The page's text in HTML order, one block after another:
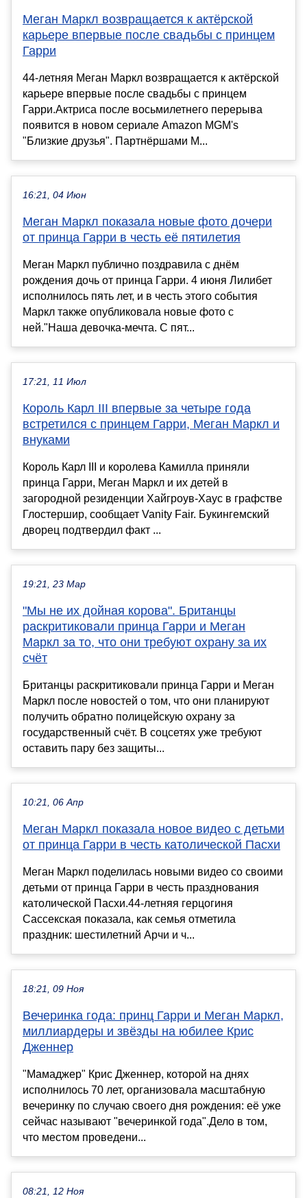
Меган Маркл возвращается к актёрской
карьере впервые после свадьбы с принцем
Гарри
44-летняя Меган Маркл возвращается к актёрской
карьере впервые после свадьбы с принцем
Гарри.Актриса после восьмилетнего перерыва
появится в новом сериале Amazon MGM's
"Близкие друзья". Партнёршами М...
16:21, 04 Июн
Меган Маркл показала новые фото дочери
от принца Гарри в честь её пятилетия
Меган Маркл публично поздравила с днём
рождения дочь от принца Гарри. 4 июня Лилибет
исполнилось пять лет, и в честь этого события
Маркл также опубликовала новые фото с
ней."Наша девочка-мечта. С пят...
17:21, 11 Июл
Король Карл III впервые за четыре года
встретился с принцем Гарри, Меган Маркл и
внуками
Король Карл III и королева Камилла приняли
принца Гарри, Меган Маркл и их детей в
загородной резиденции Хайгроув-Хаус в графстве
Глостершир, сообщает Vanity Fair. Букингемский
дворец подтвердил факт ...
19:21, 23 Мар
"Мы не их дойная корова". Британцы
раскритиковали принца Гарри и Меган
Маркл за то, что они требуют охрану за их
счёт
Британцы раскритиковали принца Гарри и Меган
Маркл после новостей о том, что они планируют
получить обратно полицейскую охрану за
государственный счёт. В соцсетях уже требуют
оставить пару без защиты...
10:21, 06 Апр
Меган Маркл показала новое видео с детьми
от принца Гарри в честь католической Пасхи
Меган Маркл поделилась новыми видео со своими
детьми от принца Гарри в честь празднования
католической Пасхи.44-летняя герцогиня
Сассекская показала, как семья отметила
праздник: шестилетний Арчи и ч...
18:21, 09 Ноя
Вечеринка года: принц Гарри и Меган Маркл,
миллиардеры и звёзды на юбилее Крис
Дженнер
"Мамаджер" Крис Дженнер, которой на днях
исполнилось 70 лет, организовала масштабную
вечеринку по случаю своего дня рождения: её уже
сейчас называют "вечеринкой года".Дело в том,
что местом проведени...
08:21, 12 Ноя